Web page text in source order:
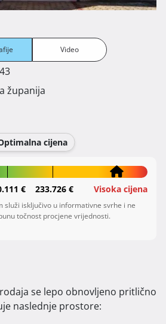
Video
županija
cijena
€ 233.726 € Visoka cijena
služi isključivo u informativne svrhe i ne
točnost procjene vrijednosti.
naslednje prostore: